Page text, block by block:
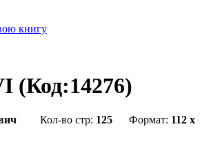
книгу
(Код:14276)
Кол-во стр: 125 Формат: 112 x